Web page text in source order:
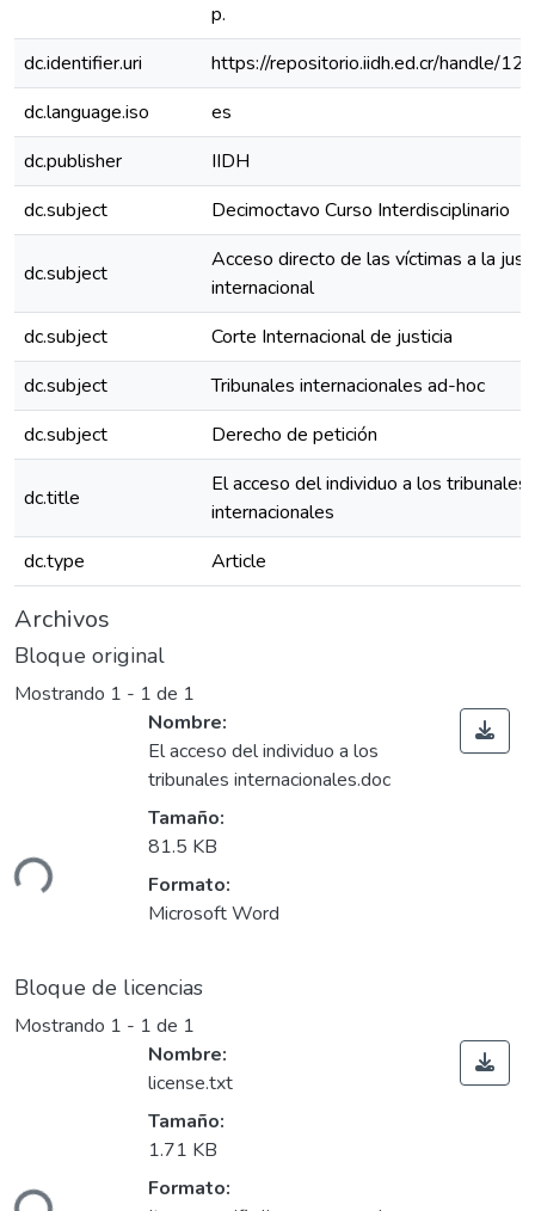
p.
dc.identifier.uri
https://repositorio.iidh.ed.cr/handle/
dc.language.iso
es
dc.publisher
IIDH
dc.subject
Decimoctavo Curso Interdisciplinario
dc.subject
Acceso directo de las víctimas a la
internacional
dc.subject
Corte Internacional de justicia
dc.subject
Tribunales internacionales ad-hoc
dc.subject
Derecho de petición
dc.title
El acceso del individuo a los tribunales
internacionales
dc.type
Article
Archivos
Bloque original
Mostrando 1 - 1 de 1
Nombre:
El acceso del individuo a los
tribunales internacionales.doc
Tamaño:
81.5 KB
Formato:
Microsoft Word
Bloque de licencias
Mostrando 1 - 1 de 1
Nombre:
license.txt
Tamaño:
1.71 KB
Formato: